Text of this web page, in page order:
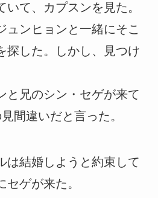
て、カプスンを見た。
ュンヒョンと一緒にそこ
探した。しかし、見つけ
と兄のシン・セゲが来て
間違いだと言った。
は結婚しようと約束して
ゲが来た。